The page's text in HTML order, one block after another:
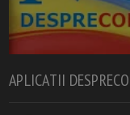
APLICATII